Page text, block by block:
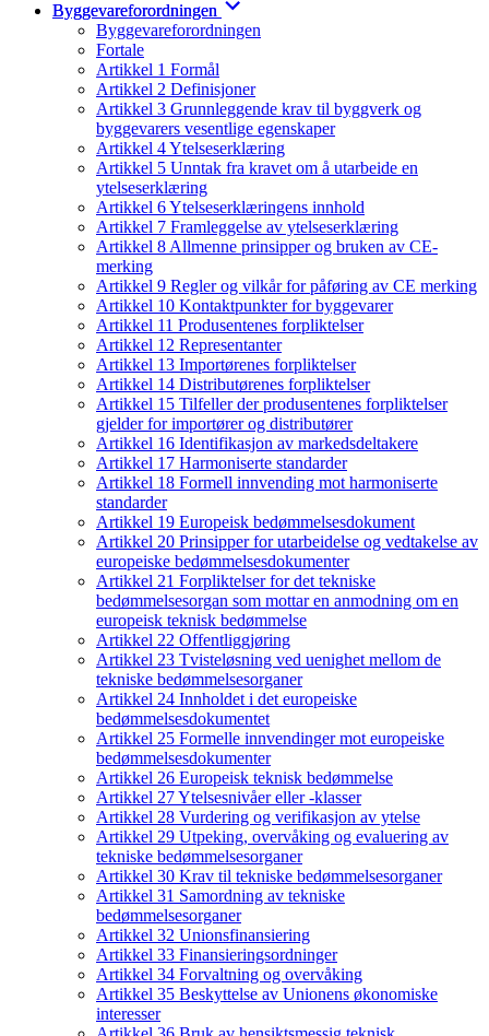
Byggevareforordningen
Byggevareforordningen
Fortale
Artikkel 1 Formål
Artikkel 2 Definisjoner
Artikkel 3 Grunnleggende krav til byggverk og
byggevarers vesentlige egenskaper
Artikkel 4 Ytelseserklæring
Artikkel 5 Unntak fra kravet om å utarbeide en
ytelseserklæring
Artikkel 6 Ytelseserklæringens innhold
Artikkel 7 Framleggelse av ytelseserklæring
Artikkel 8 Allmenne prinsipper og bruken av CE-
merking
Artikkel 9 Regler og vilkår for påføring av CE merking
Artikkel 10 Kontaktpunkter for byggevarer
Artikkel 11 Produsentenes forpliktelser
Artikkel 12 Representanter
Artikkel 13 Importørenes forpliktelser
Artikkel 14 Distributørenes forpliktelser
Artikkel 15 Tilfeller der produsentenes forpliktelser
gjelder for importører og distributører
Artikkel 16 Identifikasjon av markedsdeltakere
Artikkel 17 Harmoniserte standarder
Artikkel 18 Formell innvending mot harmoniserte
standarder
Artikkel 19 Europeisk bedømmelsesdokument
Artikkel 20 Prinsipper for utarbeidelse og vedtakelse av
europeiske bedømmelsesdokumenter
Artikkel 21 Forpliktelser for det tekniske
bedømmelsesorgan som mottar en anmodning om en
europeisk teknisk bedømmelse
Artikkel 22 Offentliggjøring
Artikkel 23 Tvisteløsning ved uenighet mellom de
tekniske bedømmelsesorganer
Artikkel 24 Innholdet i det europeiske
bedømmelsesdokumentet
Artikkel 25 Formelle innvendinger mot europeiske
bedømmelsesdokumenter
Artikkel 26 Europeisk teknisk bedømmelse
Artikkel 27 Ytelsesnivåer eller -klasser
Artikkel 28 Vurdering og verifikasjon av ytelse
Artikkel 29 Utpeking, overvåking og evaluering av
tekniske bedømmelsesorganer
Artikkel 30 Krav til tekniske bedømmelsesorganer
Artikkel 31 Samordning av tekniske
bedømmelsesorganer
Artikkel 32 Unionsfinansiering
Artikkel 33 Finansieringsordninger
Artikkel 34 Forvaltning og overvåking
Artikkel 35 Beskyttelse av Unionens økonomiske
interesser